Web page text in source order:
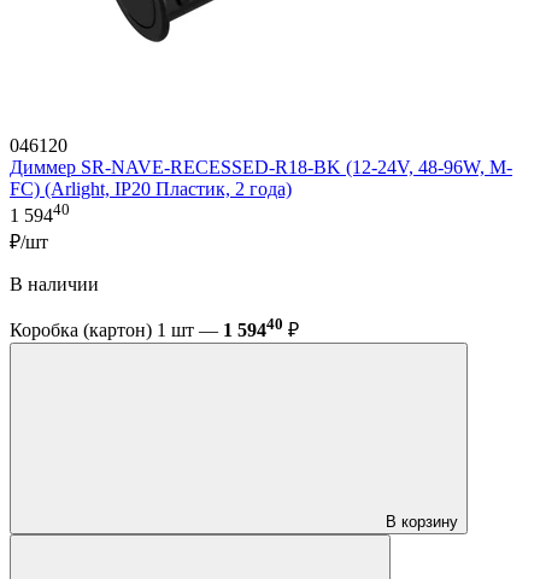
046120
Диммер SR-NAVE-RECESSED-R18-BK (12-24V, 48-96W, M-
FC) (Arlight, IP20 Пластик, 2 года)
1 59440
₽/шт
В наличии
Коробка (картон) 1 шт — 1 59440 ₽
В корзину